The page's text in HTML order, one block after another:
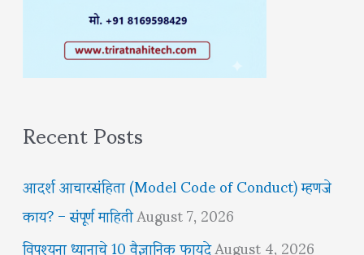
Recent Posts
आदर्श आचारसंहिता (Model Code of Conduct) म्हणजे
काय? – संपूर्ण माहितीAugust 7, 2026